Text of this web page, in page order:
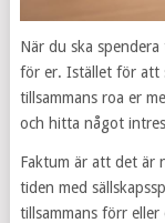
När du ska
för er. Istället för att
tillsammans roa er
och hitta något
Faktum är att det är
tiden med
tillsammans förr